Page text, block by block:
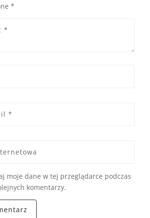
*
moje dane w tej przeglądarce podczas
komentarzy.